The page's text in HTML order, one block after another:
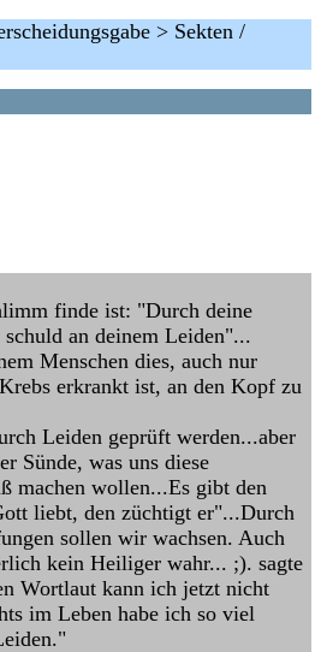
> Sekten /
finde ist: "Durch deine
an deinem Leiden"...
Menschen dies, auch nur
erkrankt ist, an den Kopf zu
Leiden geprüft werden...aber
Sünde, was uns diese
machen wollen...Es gibt den
liebt, den züchtigt er"...Durch
sollen wir wachsen. Auch
kein Heiliger wahr... ;). sagte
Wortlaut kann ich jetzt nicht
im Leben habe ich so viel